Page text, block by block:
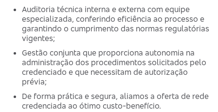
Auditoria técnica interna e externa com equipe
especializada, conferindo eficiência ao processo e
garantindo o cumprimento das normas regulatórias
vigentes;
Gestão conjunta que proporciona autonomia na
administração dos procedimentos solicitados pelo
credenciado e que necessitam de autorização
prévia;
De forma prática e segura, aliamos a oferta de rede
credenciada ao ótimo custo-benefício.